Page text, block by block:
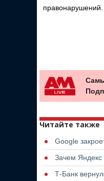
правонарушений.
Читайте также
Google
Зачем Яндекс
Т-Банк